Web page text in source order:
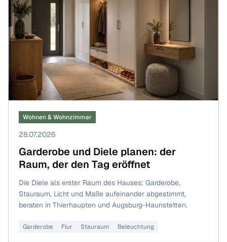
Wohnen & Wohnzimmer
28.07.2026
Garderobe und Diele planen: der
Raum, der den Tag eröffnet
Die Diele als erster Raum des Hauses: Garderobe,
Stauraum, Licht und Maße aufeinander abgestimmt,
beraten in Thierhaupten und Augsburg-Haunstetten.
Garderobe Flur Stauraum Beleuchtung